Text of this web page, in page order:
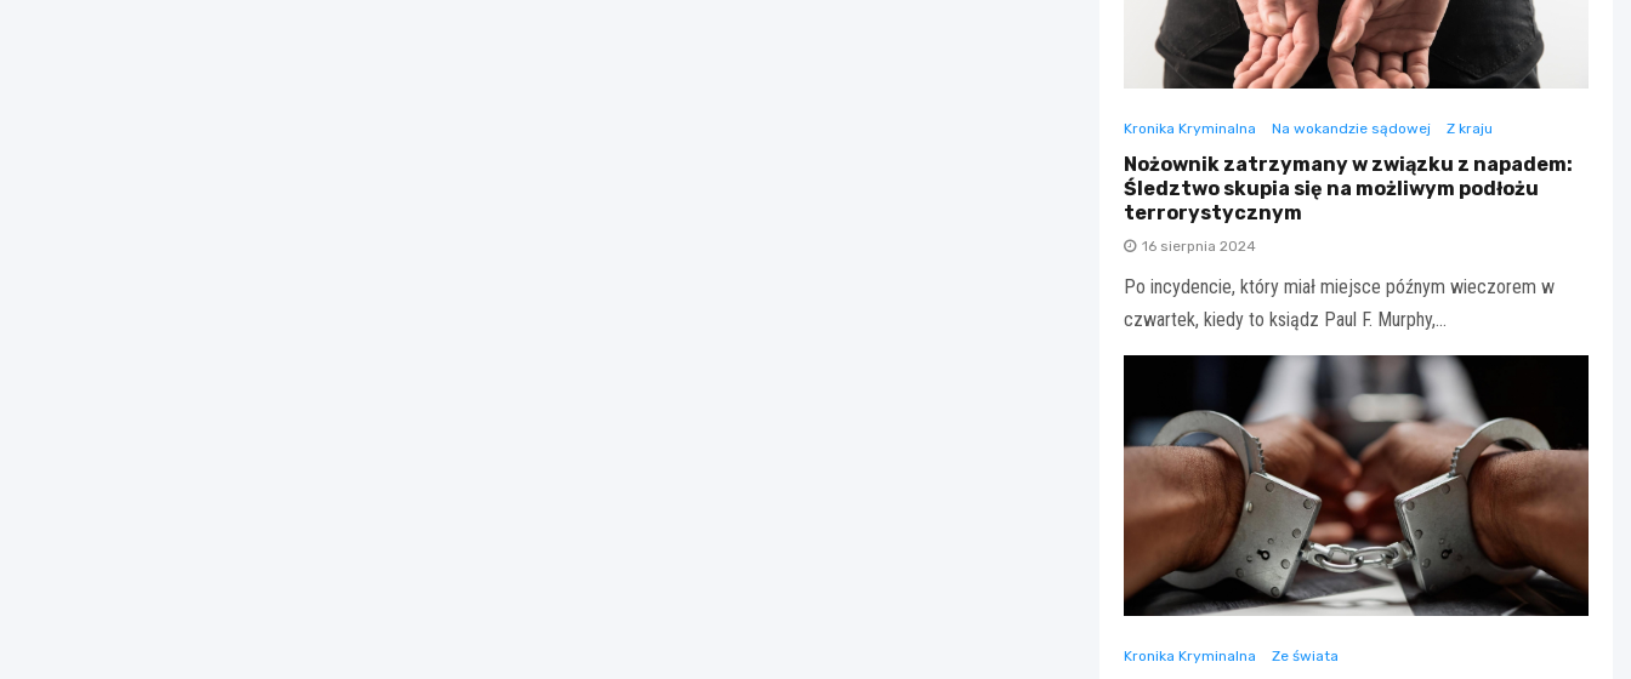
Kronika Kryminalna Na wokandzie sądowej Z kraju
Nożownik zatrzymany w związku z napadem:
Śledztwo skupia się na możliwym podłożu
terrorystycznym
16 sierpnia 2024
Po incydencie, który miał miejsce późnym wieczorem w
czwartek, kiedy to ksiądz Paul F. Murphy,…
Kronika Kryminalna Ze świata